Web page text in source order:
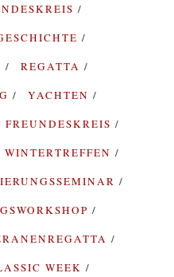
REGATTA
YACHTEN
FREUNDESKREIS
WINTERTREFFEN
WEEK